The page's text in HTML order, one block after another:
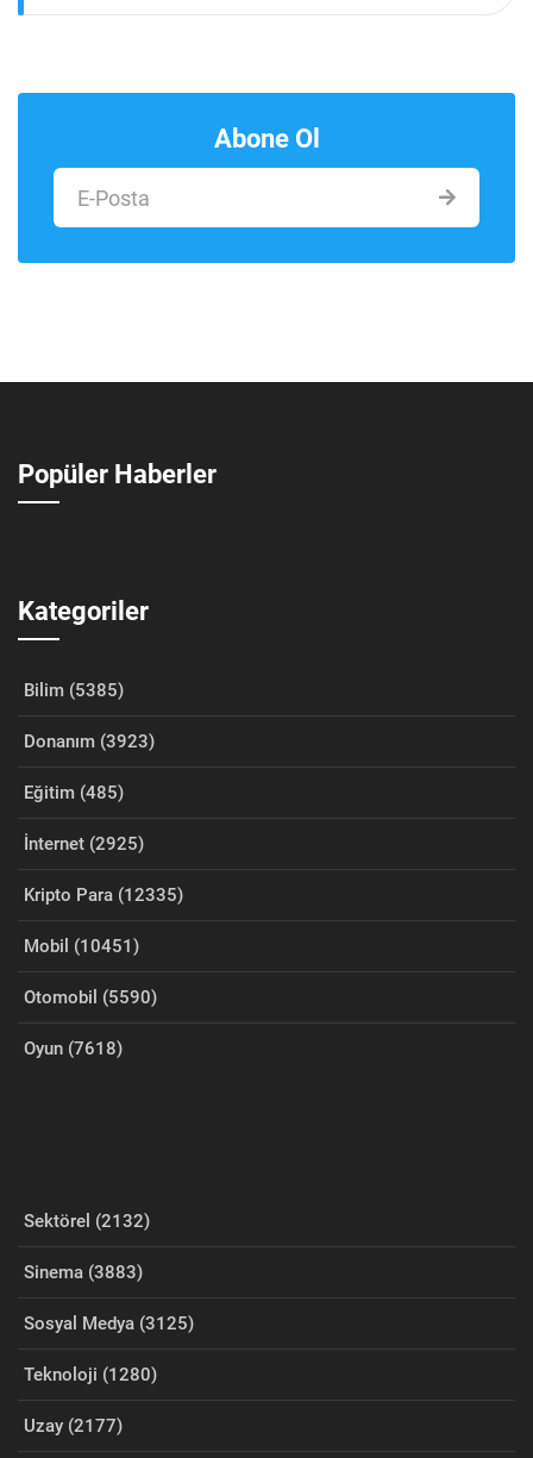
Abone Ol
Popüler Haberler
Kategoriler
Bilim (5385)
Donanım (3923)
Eğitim (485)
İnternet (2925)
Kripto Para (12335)
Mobil (10451)
Otomobil (5590)
Oyun (7618)
Sektörel (2132)
Sinema (3883)
Sosyal Medya (3125)
Teknoloji (1280)
Uzay (2177)